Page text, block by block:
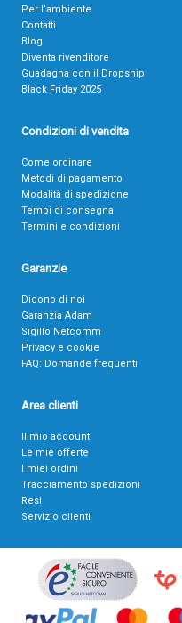
Per l’ambiente
Contatti
Blog
Diventa rivenditore
Guadagna con il Dropship
Black Friday 2025
Condizioni di vendita
Come ordinare
Metodi di pagamento
Modalità di spedizione
Tempi di consegna
Termini e condizioni
Garanzie
Dicono di noi
Garanzia Adam
Sigillo Netcomm
Privacy e cookie
FAQ: Domande frequenti
Area clienti
Il mio account
Le mie offerte
I miei ordini
Tracciamento spedizioni
Resi
Servizio clienti